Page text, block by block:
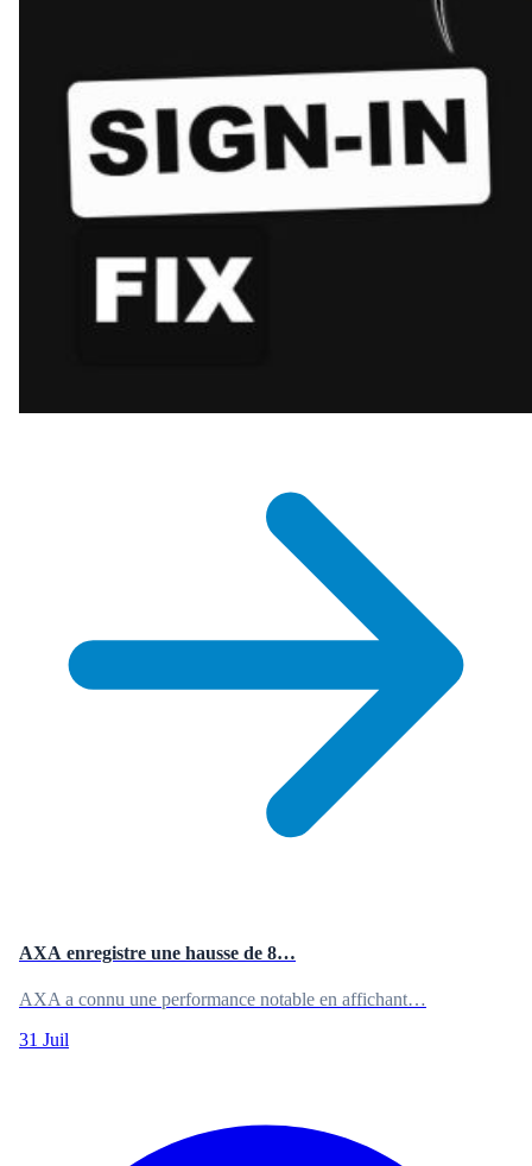
AXA enregistre une hausse de 8…
AXA a connu une performance notable en affichant…
31 Juil